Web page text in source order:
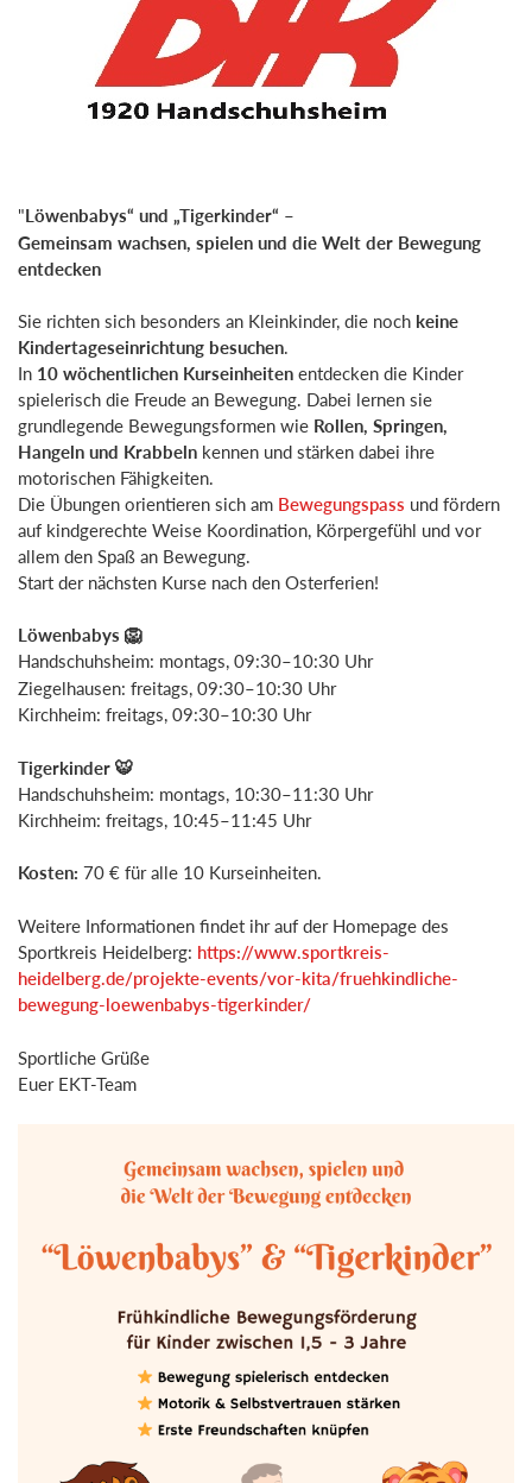
"Löwenbabys“ und „Tigerkinder“ –
Gemeinsam wachsen, spielen und die Welt der Bewegung
entdecken
Sie richten sich besonders an Kleinkinder, die noch keine
Kindertageseinrichtung besuchen
In 10 wöchentlichen Kurseinheiten entdecken die Kinder
spielerisch die Freude an Bewegung. Dabei lernen sie
grundlegende Bewegungsformen wie Rollen, Springen,
Hangeln und Krabbeln kennen und stärken dabei ihre
motorischen Fähigkeiten.
Die Übungen orientieren sich am Bewegungspass und fördern
auf kindgerechte Weise Koordination, Körpergefühl und vor
allem den Spaß an Bewegung.
Start der nächsten Kurse nach den Osterferien!
Löwenbabys 🦁
Handschuhsheim: montags, 09:30–10:30 Uhr
Ziegelhausen: freitags, 09:30–10:30 Uhr
Kirchheim: freitags, 09:30–10:30 Uhr
Tigerkinder 🐯
Handschuhsheim: montags, 10:30–11:30 Uhr
Kirchheim: freitags, 10:45–11:45 Uhr
Kosten: 70 € für alle 10 Kurseinheiten.
Weitere Informationen findet ihr auf der Homepage des
Sportkreis Heidelberg: https://www.sportkreis-
heidelberg.de/projekte-events/vor-kita/fruehkindliche-
bewegung-loewenbabys-tigerkinder/
Sportliche Grüße
Euer EKT-Team